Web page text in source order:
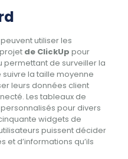
utiliser les
de ClickUp pour
permettant de surveiller la
suivre la taille moyenne
leurs données client
Les tableaux de
pour divers
widgets de
puissent décider
et d’informations qu’ils